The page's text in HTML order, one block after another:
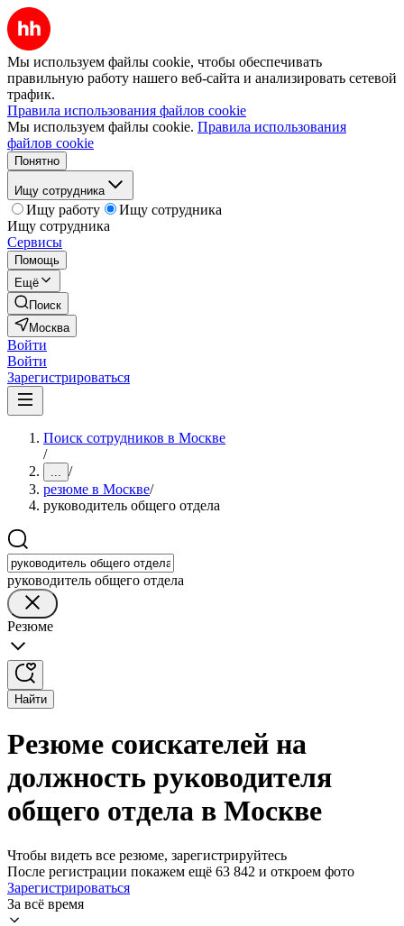
Мы используем файлы cookie, чтобы обеспечивать
правильную работу нашего веб-сайта и анализировать сетевой
трафик.
Правила использования файлов cookie
Мы используем файлы cookie. Правила использования
файлов cookie
Понятно
Ищу сотрудника
Ищу работу
Ищу сотрудника
Ищу сотрудника
Сервисы
Помощь
Ещё
Поиск
Москва
Войти
Войти
Зарегистрироваться
Поиск сотрудников в Москве
/
... /
резюме в Москве/
руководитель общего отдела
руководитель общего отдела
Резюме
Найти
Резюме соискателей на
должность руководителя
общего отдела в Москве
Чтобы видеть все резюме, зарегистрируйтесь
После регистрации покажем ещё 63 842 и откроем фото
Зарегистрироваться
За всё время